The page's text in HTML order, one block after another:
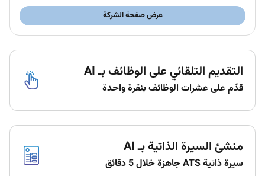
Preparing E&I work packages for construction
activities & coordinating closely with
construction team to ensure smooth execution
at site.
Conducting site surveys with vendors and
providing required technical data to the
Engineering team in alignment with Client
requirements for E&I activities.
Preparing and Reviewing Sub-Contractors RFQ
Floating technical queries with procurement
department and with vendors.
عرض صفحة الشركة
التقديم التلقائي على الوظائف بـ AI
قدّم على عشرات الوظائف بنقرة واحدة
منشئ السيرة الذاتية بـ AI
سيرة ذاتية ATS جاهزة خلال 5 دقائق